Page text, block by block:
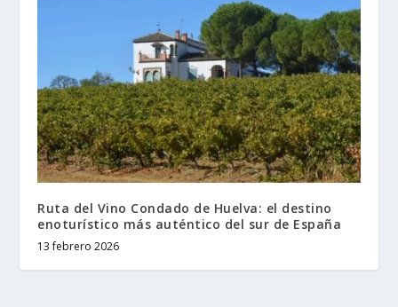
Ruta del Vino Condado de Huelva: el destino
enoturístico más auténtico del sur de España
13 febrero 2026